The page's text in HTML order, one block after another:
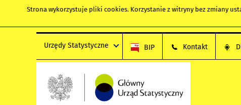
Strona wykorzystuje pliki cookies. Korzystanie z witryny bez zmiany
Urzędy Statystyczne BIP Kontakt